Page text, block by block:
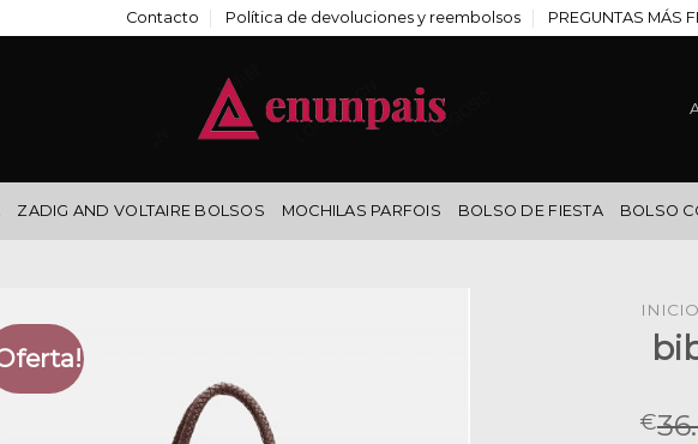
Contacto Política de devoluciones y reembolsos PREGUNTAS MÁS
ZADIG AND VOLTAIRE BOLSOS MOCHILAS PARFOIS BOLSO DE FIESTA BOLSO
INICIO
€